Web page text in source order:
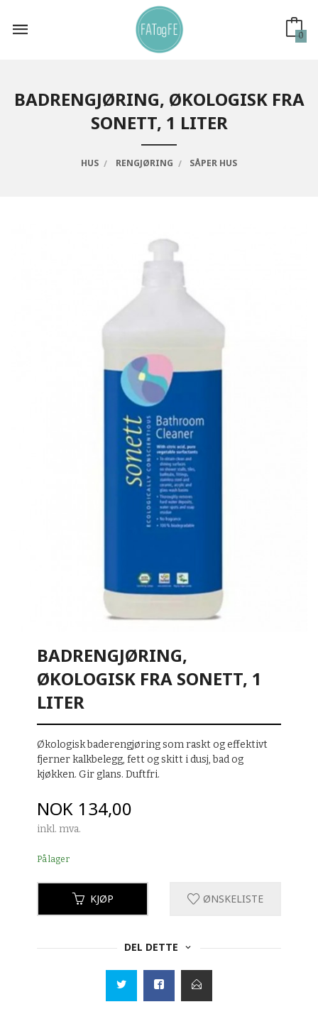
innholdet
0
BADRENGJØRING, ØKOLOGISK FRA
SONETT, 1 LITER
HUS RENGJØRING SÅPER HUS
BADRENGJØRING,
ØKOLOGISK FRA SONETT, 1
LITER
Økologisk baderengjøring som raskt og effektivt
fjerner kalkbelegg, fett og skitt i dusj, bad og
kjøkken. Gir glans. Duftfri.
Pris
NOK 134,00
inkl. mva.
På lager
KJØP ØNSKELISTE
DEL DETTE